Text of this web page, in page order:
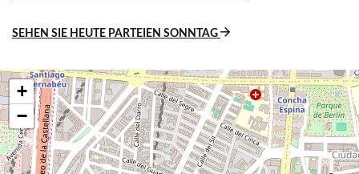
SEHEN SIE HEUTE PARTEIEN SONNTAG